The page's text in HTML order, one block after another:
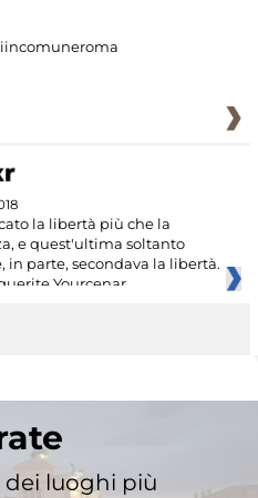
la libertà più che la
e quest'ultima soltanto
in parte, secondava la libertà.
Yourcenar
dei luoghi più